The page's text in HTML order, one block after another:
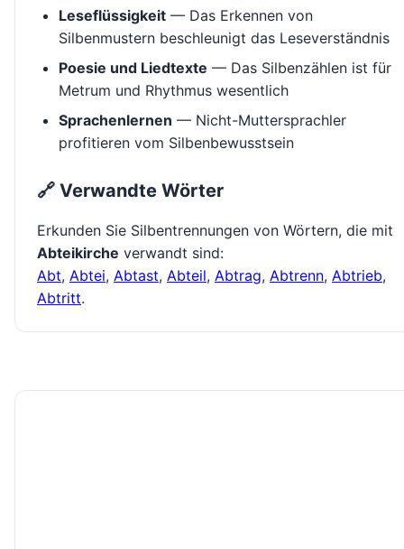
Leseflüssigkeit — Das Erkennen von
Silbenmustern beschleunigt das Leseverständnis
Poesie und Liedtexte — Das Silbenzählen ist für
Metrum und Rhythmus wesentlich
Sprachenlernen — Nicht-Muttersprachler
profitieren vom Silbenbewusstsein
🔗 Verwandte Wörter
Erkunden Sie Silbentrennungen von Wörtern, die mit
Abteikirche verwandt sind:
Abt, Abtei, Abtast, Abteil, Abtrag, Abtrenn, Abtrieb,
Abtritt.